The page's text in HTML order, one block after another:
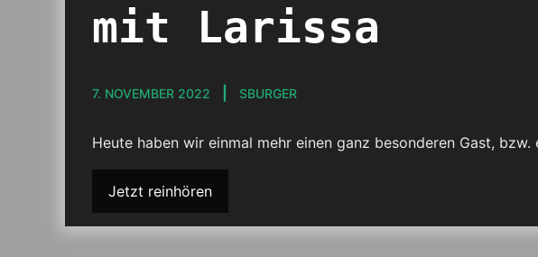
mit Larissa
7. NOVEMBER 2022 SBURGER
Heute haben wir einmal mehr einen ganz besonderen Gast,
Jetzt reinhören